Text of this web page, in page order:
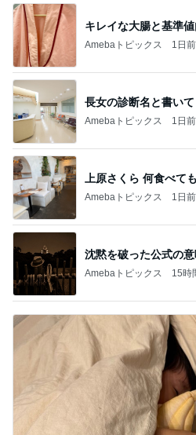
キレイな大腸と基準
Amebaトピックス 1日前
長女の診断名と書い
Amebaトピックス 1日前
上原さくら 何食べて
Amebaトピックス 1日前
沈黙を破った公式の
Amebaトピックス 15時